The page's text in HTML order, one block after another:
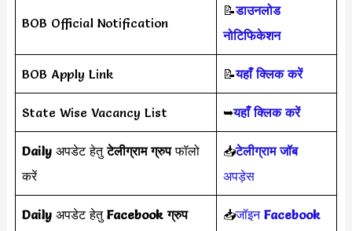
BOB Official Notification
📝डाउनलोड
नोटिफिकेशन
BOB Apply Link 📝यहाँ क्लिक करें
State Wise Vacancy List ➥यहाँ क्लिक करें
Daily अपडेट हेतुटेलीग्राम ग्रुपफॉलो
करें
📥टेलीग्राम जॉब
अपड़ेस
Daily अपडेट हेतुFacebook ग्रुप
📥जॉइन Facebook